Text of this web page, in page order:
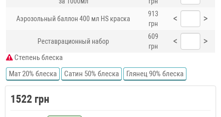
Аэрозольный баллон 400 мл HS краска
913
грн
< >
Реставрационный набор
609
грн
< >
Степень блеска
Мат 20% блеска
Сатин 50% блеска Глянец 90% блеска
1522 грн